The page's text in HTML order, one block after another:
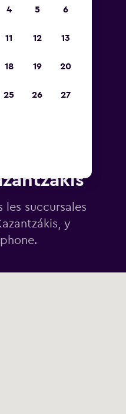
succursales
y
4 5 6
11 12 13
18 19 20
25 26 27